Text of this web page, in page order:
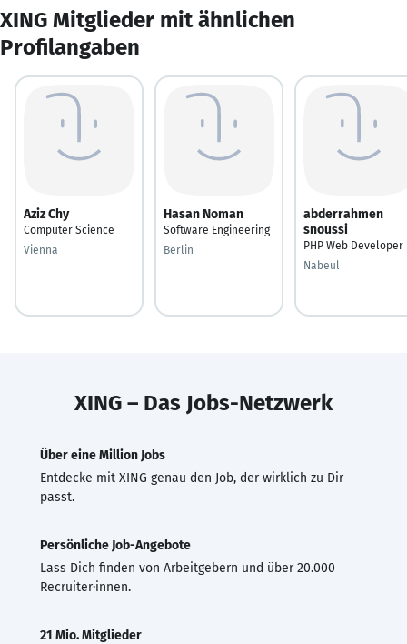
XING Mitglieder mit ähnlichen
Profilangaben
Aziz Chy
Computer Science
Vienna
Hasan Noman
Software Engineering
Berlin
abderrahmen
snoussi
PHP Web Developer
Nabeul
XING – Das Jobs-Netzwerk
Über eine Million Jobs
Entdecke mit XING genau den Job, der wirklich zu Dir
passt.
Persönliche Job-Angebote
Lass Dich finden von Arbeitgebern und über 20.000
Recruiter·innen.
21 Mio. Mitglieder